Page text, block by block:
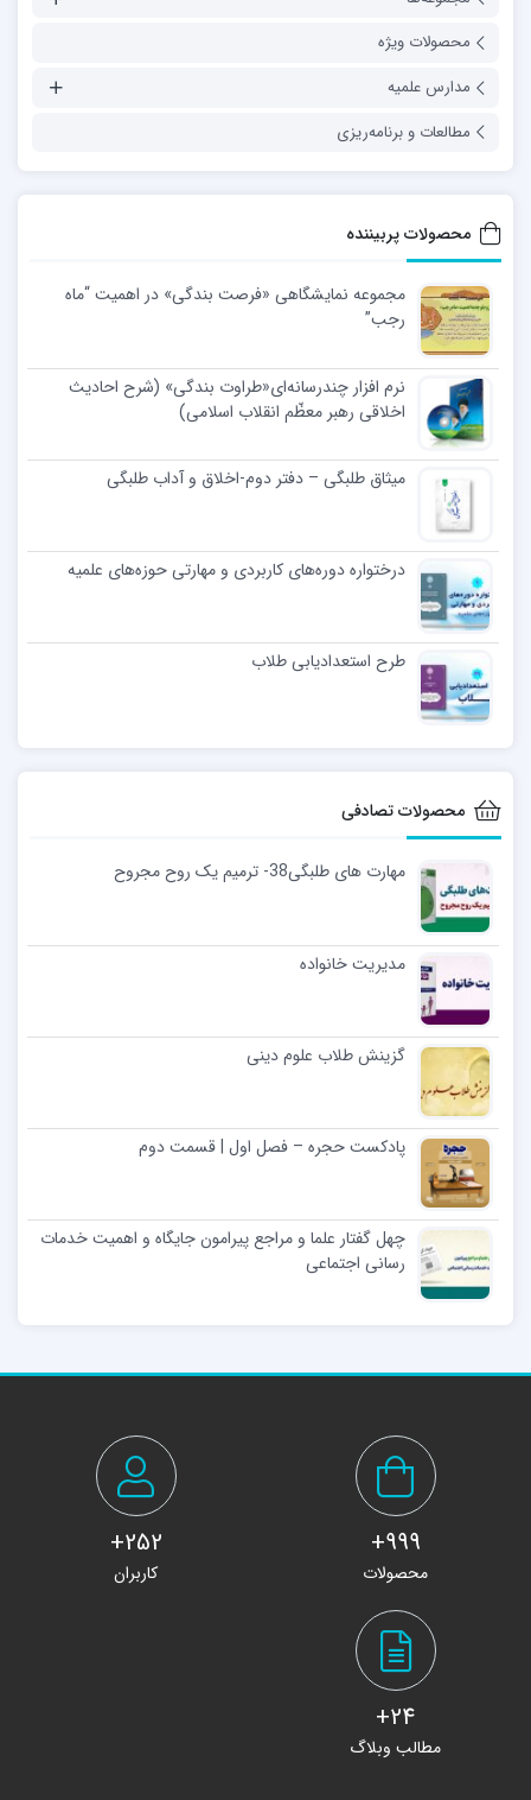
محصولات ویژه
مدارس علمیه
مطالعات و برنامه‌ریزی
محصولات پربیننده
مجموعه نمایشگاهی «فرصت بندگی» در اهمیت “ماه
رجب”
نرم افزار چندرسانه‌ای«طراوت بندگی» (شرح احادیث
اخلاقی رهبر معظّم انقلاب اسلامی)
میثاق طلبگی – دفتر دوم-اخلاق و آداب طلبگی
درختواره دوره‌های کاربردی و مهارتی حوزه‌های علمیه
طرح استعدادیابی طلاب
محصولات تصادفی
مهارت های طلبگی38- ترمیم یک روح مجروح
مديريت خانواده
گزینش طلاب علوم دینی
پادکست حجره – فصل اول | قسمت دوم
چهل گفتار علما و مراجع پیرامون جایگاه و اهمیت خدمات
رسانی اجتماعی
999+
محصولات
252+
کاربران
24+
مطالب وبلاگ